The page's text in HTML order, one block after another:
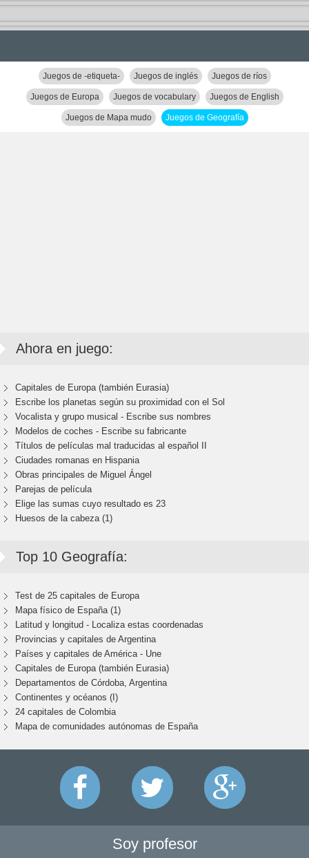
Juegos de -etiqueta- Juegos de inglés Juegos de ríos
Juegos de Europa Juegos de vocabulary Juegos de English
Juegos de Mapa mudo Juegos de Geografía
Ahora en juego:
Capitales de Europa (también Eurasia)
Escribe los planetas según su proximidad con el Sol
Vocalista y grupo musical - Escribe sus nombres
Modelos de coches - Escribe su fabricante
Títulos de películas mal traducidas al español II
Ciudades romanas en Hispania
Obras principales de Miguel Ángel
Parejas de película
Elige las sumas cuyo resultado es 23
Huesos de la cabeza (1)
Top 10 Geografía:
Test de 25 capitales de Europa
Mapa físico de España (1)
Latitud y longitud - Localiza estas coordenadas
Provincias y capitales de Argentina
Países y capitales de América - Une
Capitales de Europa (también Eurasia)
Departamentos de Córdoba, Argentina
Continentes y océanos (I)
24 capitales de Colombia
Mapa de comunidades autónomas de España
Soy profesor